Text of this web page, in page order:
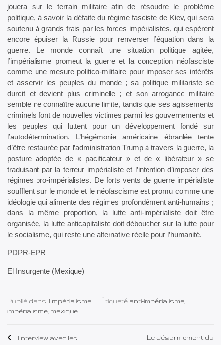
jouera sur le terrain militaire afin de résoudre le problème
politique, à savoir la défaite du régime fasciste de Kiev, qui sera
soutenu à grands frais par les forces impérialistes, qui espèrent
encore épuiser la Russie pour renverser l’équation dans la
guerre. Le monde connaît une situation politique agitée,
l’impérialisme promeut la guerre et la conception néofasciste
comme une mesure politico-militaire pour imposer ses intérêts
et asservir les peuples du monde ; sa politique militariste se
durcit et devient plus criminelle ; et son arrogance militaire
semble ne connaître aucune limite, tandis que ses agissements
criminels font de nouvelles victimes parmi les gouvernements et
les peuples qui luttent pour un développement fondé sur
l’autodétermination. L’hégémonie américaine ébranlée tente
d’être restaurée par l’administration Trump à travers la guerre, la
posture adoptée de « pacificateur » et de « libérateur » se
traduisant par la terreur impérialiste et l’intention d’imposer des
régimes pro-impérialistes. De forts vents de guerre impérialiste
soufflent sur le monde et le néofascisme est promu comme une
idéologie qui alimente des régimes profondément anti-humains ;
dans la même proportion, la lutte anti-impérialiste doit être
organisée, la lutte anticapitaliste doit déboucher sur la lutte pour
le socialisme, qui reste une alternative réelle pour l’humanité.
PDPR-EPR
El Insurgente (Mexique)
Publié dans Impérialisme Étiqueté anti-impérialisme
impérialisme mexique
Navigation
Interview avec les
Le désarmement du